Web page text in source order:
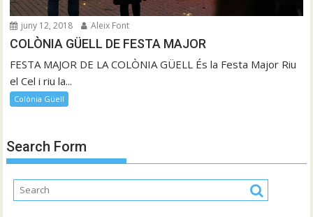
juny 12, 2018 Aleix Font
COLÒNIA GÜELL DE FESTA MAJOR
FESTA MAJOR DE LA COLÒNIA GÜELL És la Festa Major Riu
el Cel i riu la...
Colònia Güell
Search Form